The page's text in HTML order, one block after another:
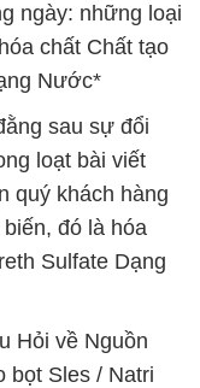
ngày: những loại
chất Chất tạo
Nước*
sau sự đổi
loạt bài viết
quý khách hàng
đó là hóa
Sulfate Dạng
Hỏi về Nguồn
bọt Sles / Natri